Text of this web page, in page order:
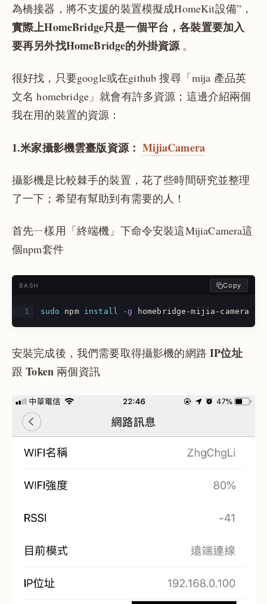
為橋接器，將不支援的裝置模擬成HomeKit設備”，
實際上HomeBridge只是一個平台，各裝置要加入
要再另外找HomeBridge的外掛資源。
很好找，只要google或在github 搜尋「mija 產品英
文名 homebridge」就會有許多資源；這邊介紹兩個
我在用的裝置的資源：
1.米家攝影機雲臺版資源：MijiaCamera
攝影機是比較棘手的裝置，花了些時間研究並整理
了一下；希望有幫助到有需要的人！
首先ㄧ樣用「終端機」下命令安裝這MijiaCamera這
個npm套件
BASH Copy
sudo npm install -g homebridge-mijia-camera
安裝完成後，我們需要取得攝影機的網路IP位址
跟Token 兩個資訊